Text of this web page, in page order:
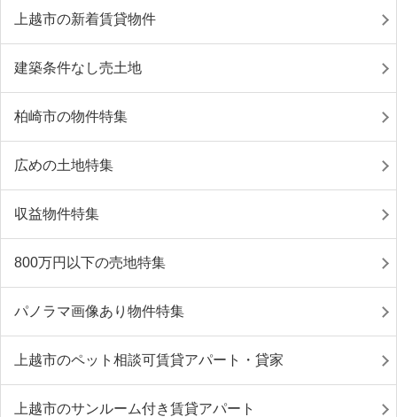
上越市の新着賃貸物件
建築条件なし売土地
柏崎市の物件特集
広めの土地特集
収益物件特集
800万円以下の売地特集
パノラマ画像あり物件特集
上越市のペット相談可賃貸アパート・貸家
上越市のサンルーム付き賃貸アパート